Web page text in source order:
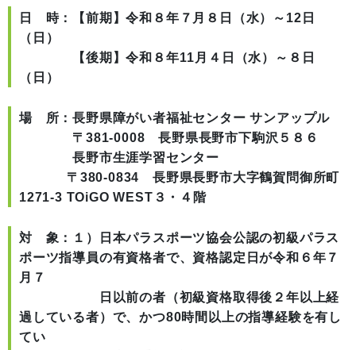
日 時：【前期】令和８年７月８日（水）～12日
（日）
【後期】令和８年11月４日（水）～８日
（日）
場 所：長野県障がい者福祉センター サンアップル
〒381-0008 長野県長野市下駒沢５８６
長野市生涯学習センター
〒380-0834 長野県長野市大字鶴賀問御所町
1271-3 TOiGO WEST３・４階
対 象：１）日本パラスポーツ協会公認の初級パラス
ポーツ指導員の有資格者で、資格認定日が令和６年７
月７
日以前の者（初級資格取得後２年以上経
過している者）で、かつ80時間以上の指導経験を有し
てい